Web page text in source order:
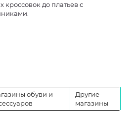
кроссовок до платьев с
обуви и
Другие
магазины